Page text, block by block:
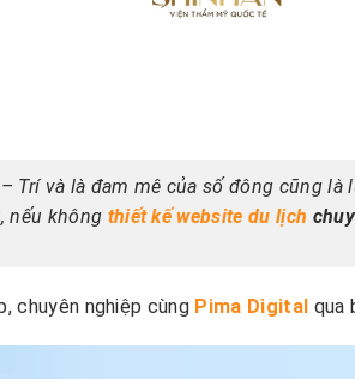
Trí và là đam mê của số đông cũng
nếu không thiết kế website du lịch
chuyên nghiệp cùng Pima Digital qua